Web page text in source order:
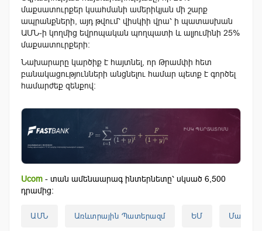
մաքսատուրքեր կսահմանի ամերիկյան մի շարք
ապրանքների, այդ թվում՝ վիսկիի վրա՝ ի պատասխան
ԱՄՆ-ի կողմից եվրոպական պողպատի և ալյումինի 25%
մաքսատուրքերի։
Նախարարը կարծիք է հայտնել, որ Թրամփի հետ
բանակացությունների անցնելու համար պետք է գործել
համարժեք զենքով:
Ucom - տան ամենաարագ ինտերնետը՝ սկսած 6,500
դրամից:
ԱՄՆ Առևտրային Պատերազմ ԵՄ